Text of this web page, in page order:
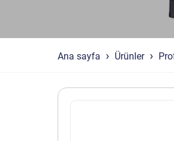
Ana sayfa Ürünler